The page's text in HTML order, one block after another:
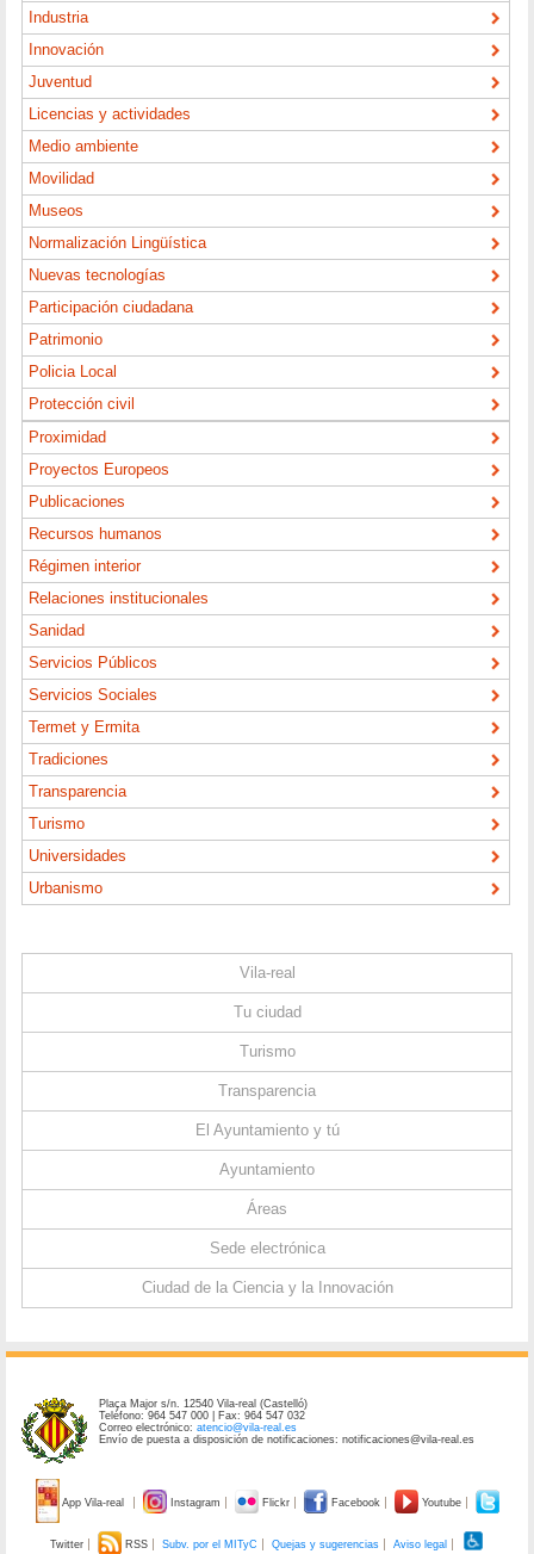
Industria
Innovación
Juventud
Licencias y actividades
Medio ambiente
Movilidad
Museos
Normalización Lingüística
Nuevas tecnologías
Participación ciudadana
Patrimonio
Policia Local
Protección civil
Proximidad
Proyectos Europeos
Publicaciones
Recursos humanos
Régimen interior
Relaciones institucionales
Sanidad
Servicios Públicos
Servicios Sociales
Termet y Ermita
Tradiciones
Transparencia
Turismo
Universidades
Urbanismo
Vila-real
Tu ciudad
Turismo
Transparencia
El Ayuntamiento y tú
Ayuntamiento
Áreas
Sede electrónica
Ciudad de la Ciencia y la Innovación
Plaça Major s/n. 12540 Vila-real (Castelló)
Teléfono: 964 547 000 | Fax: 964 547 032
Correo electrónico:atencio@vila-real.es
Envío de puesta a disposición de notificaciones: notificaciones@vila-real.es
App Vila-real Instagram Flickr Facebook Youtube
Twitter RSS Subv. por el MITyC Quejas y sugerencias Aviso legal